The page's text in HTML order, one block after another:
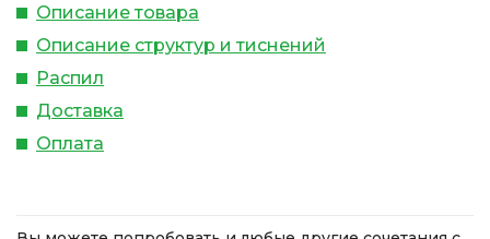
Описание товара
Описание структур и тиснений
Распил
Доставка
Оплата